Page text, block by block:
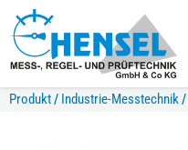
Produkt/ Industrie-Messtechnik/